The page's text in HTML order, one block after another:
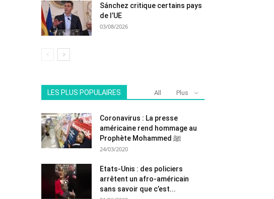
Sánchez critique certains pays
de l’UE
03/08/2026
LES PLUS POPULAIRES All Plus
Coronavirus : La presse
américaine rend hommage au
Prophète Mohammed ﷺ
24/03/2020
Etats-Unis : des policiers
arrêtent un afro-américain
sans savoir que c’est...